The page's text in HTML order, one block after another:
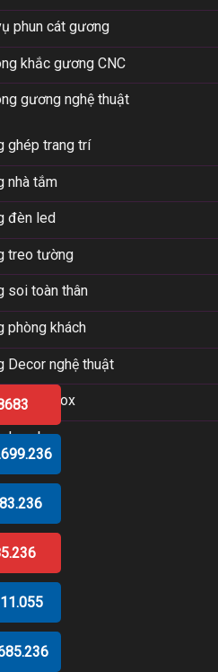
phun cát gương
khắc gương CNC
gương nghệ thuật
ghép trang trí
nhà tắm
đèn led
treo tường
soi toàn thân
phòng khách
Decor nghệ thuật
khung Inox
Lavabo